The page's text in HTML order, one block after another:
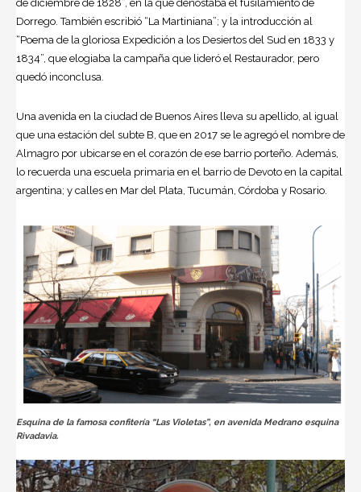
de diciembre de 1828”, en la que denostaba el fusilamiento de
Dorrego. También escribió “La Martiniana”; y la introducción al
“Poema de la gloriosa Expedición a los Desiertos del Sud en 1833 y
1834”, que elogiaba la campaña que lideró el Restaurador, pero
quedó inconclusa.
Una avenida en la ciudad de Buenos Aires lleva su apellido, al igual
que una estación del subte B, que en 2017 se le agregó el nombre de
Almagro por ubicarse en el corazón de ese barrio porteño. Además,
lo recuerda una escuela primaria en el barrio de Devoto en la capital
argentina; y calles en Mar del Plata, Tucumán, Córdoba y Rosario.
Esquina de la famosa confitería “Las Violetas”, en avenida Medrano esquina
Rivadavia.